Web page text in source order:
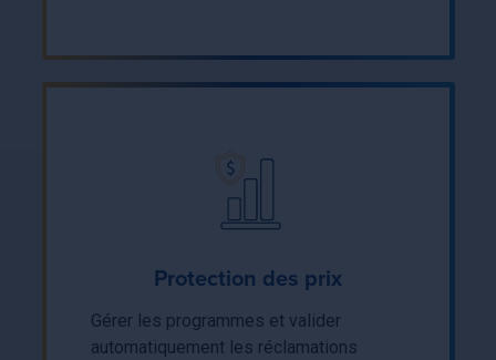
Protection des prix
Gérer les programmes et valider
automatiquement les réclamations